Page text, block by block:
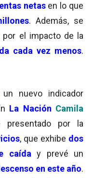
netas en lo que
. Además, se
por el impacto de la
cada vez menos.
un nuevo indicador
La Nación Camila
presentado por la
, que exhibe dos
caída y prevé un
en este año.